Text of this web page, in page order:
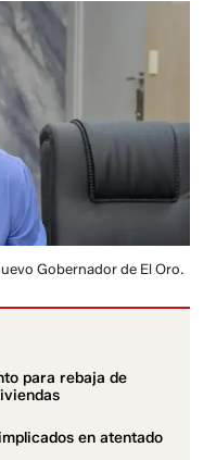
Gobernador de El Oro.
para rebaja de
en atentado